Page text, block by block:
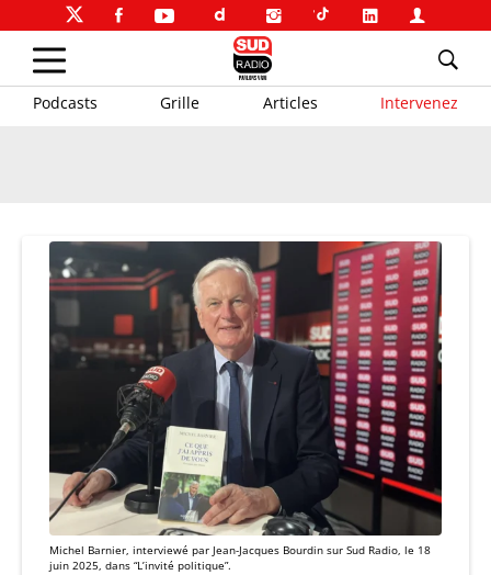
Podcasts Grille Articles Intervenez
Michel Barnier, interviewé par Jean-Jacques Bourdin sur Sud Radio, le 18
juin 2025, dans “L’invité politique”.